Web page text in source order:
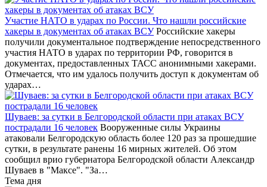
Участие НАТО в ударах по России. Что нашли российские
хакеры в документах об атаках ВСУРоссийские хакеры
получили документальное подтверждение непосредственного
участия НАТО в ударах по территории РФ, говорится в
документах, предоставленных ТАСС анонимными хакерами.
Отмечается, что им удалось получить доступ к документам об
ударах…
Шуваев: за сутки в Белгородской области при атаках ВСУ
пострадали 16 человек Вооруженные силы Украины
атаковали Белгородскую область более 120 раз за прошедшие
сутки, в результате ранены 16 мирных жителей. Об этом
сообщил врио губернатора Белгородской области Александр
Шуваев в "Максе". "За…
Тема дня